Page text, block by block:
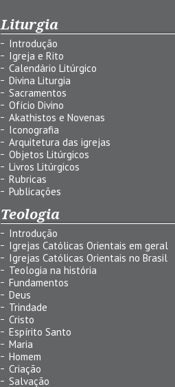
Liturgia
Introdução
Igreja e Rito
Calendário Litúrgico
Divina Liturgia
Sacramentos
Ofício Divino
Akathistos e Novenas
Iconografia
Arquitetura das igrejas
Objetos Litúrgicos
Livros Litúrgicos
Rubricas
Publicações
Teologia
Introdução
Igrejas Católicas Orientais em geral
Igrejas Católicas Orientais no Brasil
Teologia na história
Fundamentos
Deus
Trindade
Cristo
Espírito Santo
Maria
Homem
Criação
Salvação